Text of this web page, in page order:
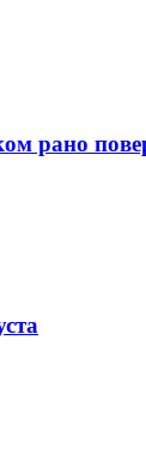
рано